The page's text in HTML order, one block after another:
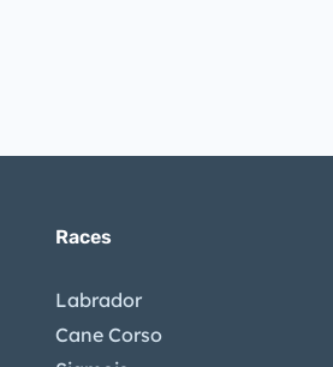
Races
Labrador
Cane Corso